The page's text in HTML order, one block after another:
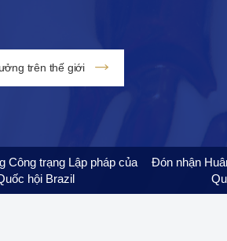
trên thế giới
Công trạng Lập pháp của
hội Brazil
Đón nhận